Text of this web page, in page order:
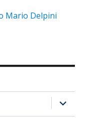
Mario Delpini
apri